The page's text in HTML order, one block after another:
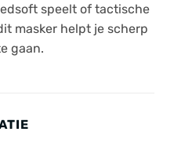
speelt of tactische
masker helpt je scherp
gaan.